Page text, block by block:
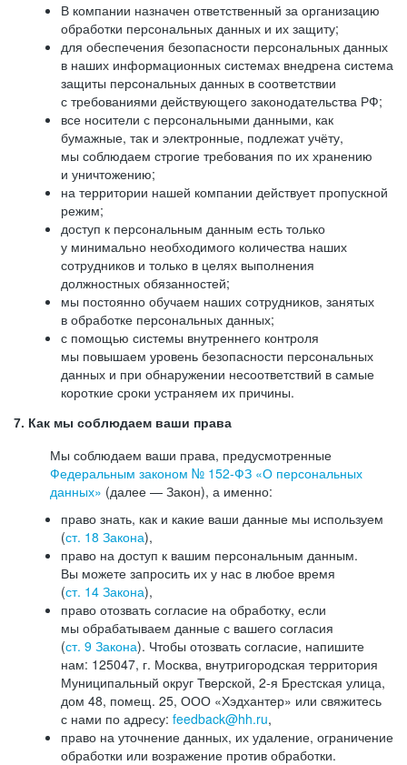
В компании назначен ответственный за организацию
обработки персональных данных и их защиту;
для обеспечения безопасности персональных данных
в наших информационных системах внедрена система
защиты персональных данных в соответствии
с требованиями действующего законодательства РФ;
все носители с персональными данными, как
бумажные, так и электронные, подлежат учёту,
мы соблюдаем строгие требования по их хранению
и уничтожению;
на территории нашей компании действует пропускной
режим;
доступ к персональным данным есть только
у минимально необходимого количества наших
сотрудников и только в целях выполнения
должностных обязанностей;
мы постоянно обучаем наших сотрудников, занятых
в обработке персональных данных;
с помощью системы внутреннего контроля
мы повышаем уровень безопасности персональных
данных и при обнаружении несоответствий в самые
короткие сроки устраняем их причины.
7. Как мы соблюдаем ваши права
Мы соблюдаем ваши права, предусмотренные
Федеральным законом № 152-ФЗ «О персональных
данных» (далее — Закон), а именно:
право знать, как и какие ваши данные мы используем
(ст. 18 Закона),
право на доступ к вашим персональным данным.
Вы можете запросить их у нас в любое время
(ст. 14 Закона),
право отозвать согласие на обработку, если
мы обрабатываем данные с вашего согласия
(ст. 9 Закона). Чтобы отозвать согласие, напишите
нам: 125047, г. Москва, внутригородская территория
Муниципальный округ Тверской, 2-я Брестская улица,
дом 48, помещ. 25, ООО «Хэдхантер» или свяжитесь
с нами по адресу: feedback@hh.ru,
право на уточнение данных, их удаление, ограничение
обработки или возражение против обработки.